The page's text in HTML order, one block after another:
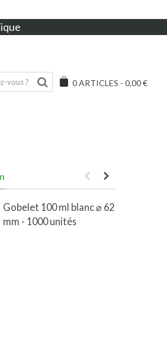
0ARTICLES - 0,00 €
Gobelet 100 ml blanc ⌀ 62
mm - 1000 unités